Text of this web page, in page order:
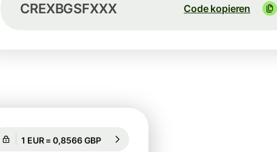
CREXBGSFXXX Code kopieren
Garantiert für 83 Std.